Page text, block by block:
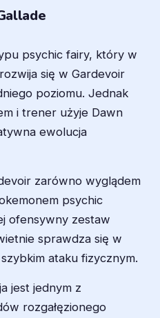
psychic fairy, który w
się w Gardevoir
poziomu. Jednak
i trener użyje Dawn
ewolucja
zarówno wyglądem
psychic
ofensywny zestaw
sprawdza się w
ataku fizycznym.
jest jednym z
rozgałęzionego